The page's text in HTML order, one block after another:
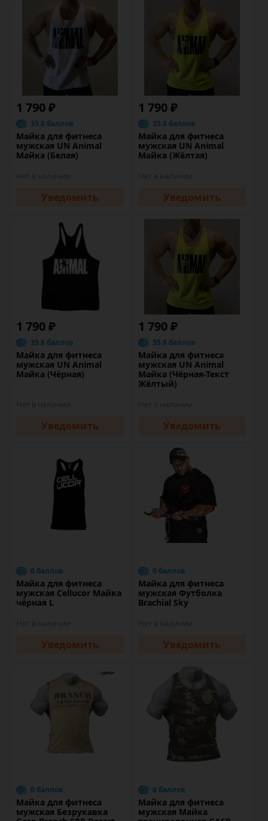
1 790 ₽
35.8 баллов
Майка для фитнеса
мужская UN Animal
Майка (Белая)
Уведомить
1 790 ₽
35.8 баллов
Майка для фитнеса
мужская UN Animal
Майка (Жёлтая)
Уведомить
1 790 ₽
35.8 баллов
Майка для фитнеса
мужская UN Animal
Майка (Чёрная)
Уведомить
1 790 ₽
35.8 баллов
Майка для фитнеса
мужская UN Animal
Майка (Чёрная-Текст
Жёлтый)
Уведомить
0 баллов
Майка для фитнеса
мужская Cellucor Майка
чёрная L
Уведомить
0 баллов
Майка для фитнеса
мужская Футболка
Brachial Sky
Уведомить
0 баллов
Майка для фитнеса
мужская Безрукавка
0 баллов
Майка для фитнеса
мужская Майка